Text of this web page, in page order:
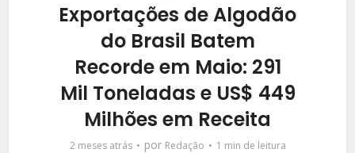
Exportações de Algodão
do Brasil Batem
Recorde em Maio: 291
Mil Toneladas e US$ 449
Milhões em Receita
2 meses atrás por Redação 1 min de leitura